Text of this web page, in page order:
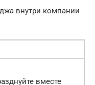
внутри компании
вместе